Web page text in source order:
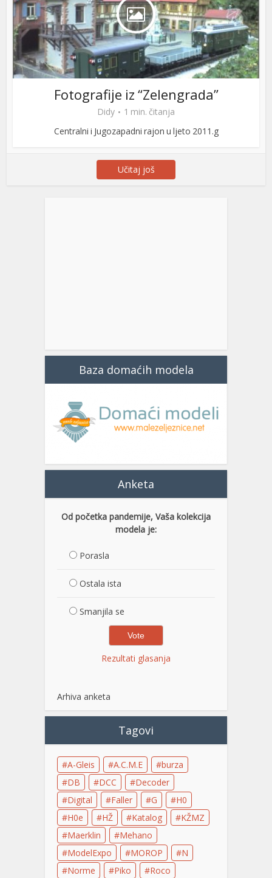
Fotografije iz “Zelengrada”
Didy
1 min. čitanja
Centralni i Jugozapadni rajon u ljeto 2011.g
Učitaj još
Baza domaćih modela
Anketa
Od početka pandemije, Vaša kolekcija
modela je:
Porasla
Ostala ista
Smanjila se
Rezultati glasanja
Arhiva anketa
Tagovi
A-Gleis A.C.M.E
burza
DB
DCC
Decoder
Digital
Faller G
H0
H0e
HŽ Katalog
KŽMZ
Maerklin
Mehano
ModelExpo
MOROP
N
Norme
Piko Roco